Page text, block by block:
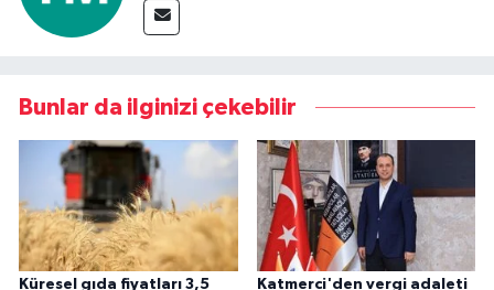
Bunlar da ilginizi çekebilir
Küresel gıda fiyatları 3,5
Katmerci'den vergi adaleti